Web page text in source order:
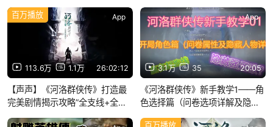
113.6万 1.1万 26:02:12
百万播放 App
【声声】《河洛群侠传》打造最
完美剧情揭示攻略”全支线+全选
3.1万 35 20:05
App
《河洛群侠传》新手教学1——角
色选择篇（问卷选项详解及隐藏